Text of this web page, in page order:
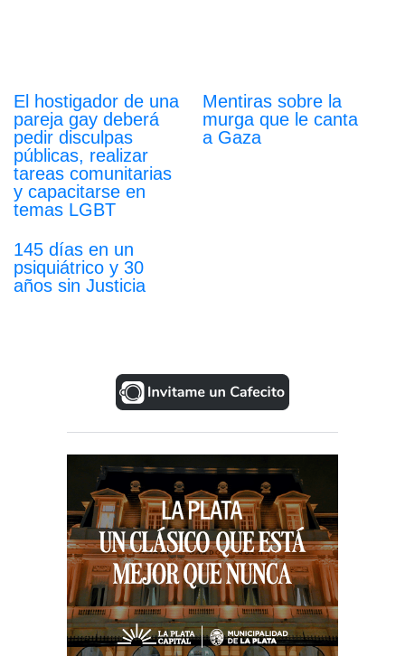
El hostigador de una
pareja gay deberá
pedir disculpas
públicas, realizar
tareas comunitarias
y capacitarse en
temas LGBT
Mentiras sobre la
murga que le canta
a Gaza
145 días en un
psiquiátrico y 30
años sin Justicia